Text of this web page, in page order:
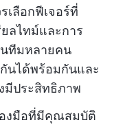
เลือกฟีเจอร์ที่
ลไทม์และการ
นทีมหลายคน
นได้พร้อมกันและ
มีประสิทธิภาพ
องมือที่มีคุณสมบัติ